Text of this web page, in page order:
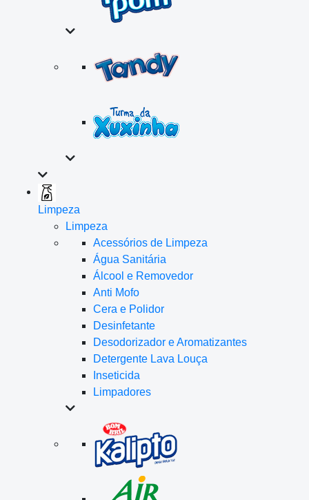
Limpeza
Limpeza
Acessórios de Limpeza
Água Sanitária
Álcool e Removedor
Anti Mofo
Cera e Polidor
Desinfetante
Desodorizador e Aromatizantes
Detergente Lava Louça
Inseticida
Limpadores